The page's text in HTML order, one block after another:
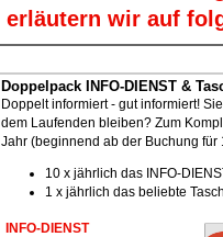
erläutern wir auf
Doppelpack INFO-DIENST &
Doppelt informiert - gut informiert!
dem Laufenden bleiben? Zum
Jahr (beginnend ab der Buchung
10 x jährlich das INFO-
1 x jährlich das beliebte
INFO-DIENST